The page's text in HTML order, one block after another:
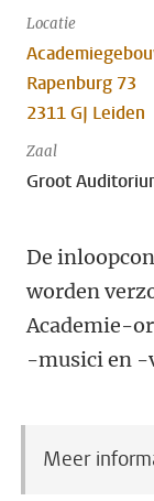
Locatie
Rapenburg 73
2311 GJ Leiden
Zaal
Groot
De
worden
Academie-
-musici en -
Meer